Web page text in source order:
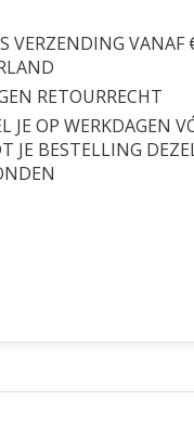
VERZENDING
RETOURRECHT
JE OP WERKDAGEN
JE BESTELLING